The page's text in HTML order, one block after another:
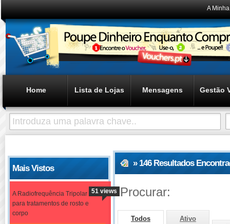
A
Home Lista de Lojas Mensagens Gestão
Mais Vistos
A Radiofrequência Tripolar
para tratamentos de rosto e
corpo
51 views
» 146 Resultados
Procurar:
Todos
Ativo